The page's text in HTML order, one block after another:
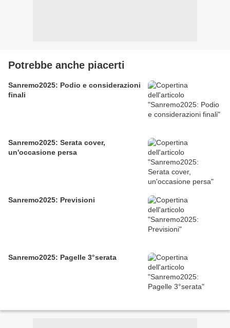
Potrebbe anche piacerti
Sanremo2025: Podio e considerazioni
finali
Sanremo2025: Serata cover,
un'occasione persa
Sanremo2025: Previsioni
Sanremo2025: Pagelle 3°serata